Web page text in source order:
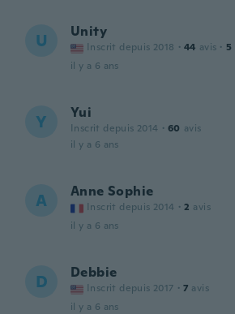
U Unity
Inscrit depuis 2018 · 44 avis · 5
il y a 6 ans
Y Yui
Inscrit depuis 2014 · 60 avis
il y a 6 ans
A Anne Sophie
Inscrit depuis 2014 · 2 avis
il y a 6 ans
D Debbie
Inscrit depuis 2017 · 7 avis
il y a 6 ans